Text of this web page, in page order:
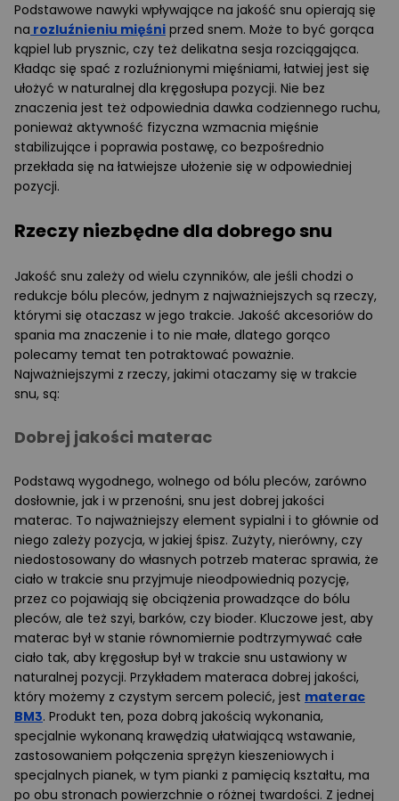
Podstawowe nawyki wpływające na jakość snu opierają się
na rozluźnieniu mięśni przed snem. Może to być gorąca
kąpiel lub prysznic, czy też delikatna sesja rozciągająca.
Kładąc się spać z rozluźnionymi mięśniami, łatwiej jest się
ułożyć w naturalnej dla kręgosłupa pozycji. Nie bez
znaczenia jest też odpowiednia dawka codziennego ruchu,
ponieważ aktywność fizyczna wzmacnia mięśnie
stabilizujące i poprawia postawę, co bezpośrednio
przekłada się na łatwiejsze ułożenie się w odpowiedniej
pozycji.
Rzeczy niezbędne dla dobrego snu
Jakość snu zależy od wielu czynników, ale jeśli chodzi o
redukcje bólu pleców, jednym z najważniejszych są rzeczy,
którymi się otaczasz w jego trakcie. Jakość akcesoriów do
spania ma znaczenie i to nie małe, dlatego gorąco
polecamy temat ten potraktować poważnie.
Najważniejszymi z rzeczy, jakimi otaczamy się w trakcie
snu, są:
Dobrej jakości materac
Podstawą wygodnego, wolnego od bólu pleców, zarówno
dosłownie, jak i w przenośni, snu jest dobrej jakości
materac. To najważniejszy element sypialni i to głównie od
niego zależy pozycja, w jakiej śpisz. Zużyty, nierówny, czy
niedostosowany do własnych potrzeb materac sprawia, że
ciało w trakcie snu przyjmuje nieodpowiednią pozycję,
przez co pojawiają się obciążenia prowadzące do bólu
pleców, ale też szyi, barków, czy bioder. Kluczowe jest, aby
materac był w stanie równomiernie podtrzymywać całe
ciało tak, aby kręgosłup był w trakcie snu ustawiony w
naturalnej pozycji. Przykładem materaca dobrej jakości,
który możemy z czystym sercem polecić, jest materac
BM3. Produkt ten, poza dobrą jakością wykonania,
specjalnie wykonaną krawędzią ułatwiającą wstawanie,
zastosowaniem połączenia sprężyn kieszeniowych i
specjalnych pianek, w tym pianki z pamięcią kształtu, ma
po obu stronach powierzchnie o różnej twardości. Z jednej